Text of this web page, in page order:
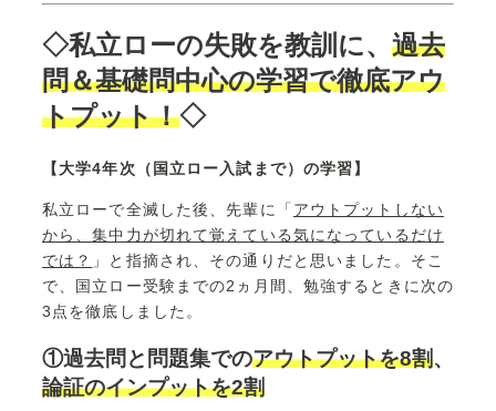
◇私立ローの失敗を教訓に、 過去
問＆基礎問中心の学習で徹底アウ
トプット！◇
【大学4年次（国立ロー入試まで）の学習】
私立ローで全滅した後、先輩に「アウトプットしない
から、集中力が切れて覚えている気になっているだけ
では？ 」と指摘され、その通りだと思いました。そこ
で、国立ロー受験までの2ヵ月間、勉強するときに次の
3点を徹底しました。
①過去問と問題集でのアウトプットを8割、
論証のインプットを2割